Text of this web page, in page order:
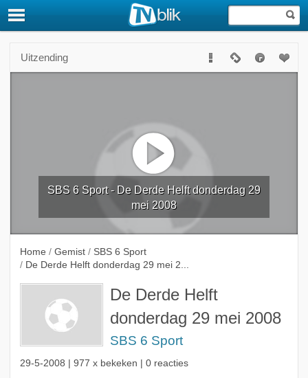
Uitzending
SBS 6 Sport - De Derde Helft donderdag 29
mei 2008
Home / Gemist / SBS 6 Sport
/ De Derde Helft donderdag 29 mei 2...
De Derde Helft
donderdag 29 mei 2008
SBS 6 Sport
29-5-2008 | 977 x bekeken | 0 reacties